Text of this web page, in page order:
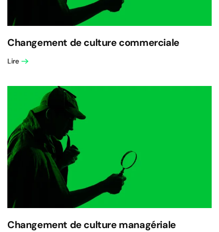
Changement de culture commerciale
Lire
Changement de culture managériale